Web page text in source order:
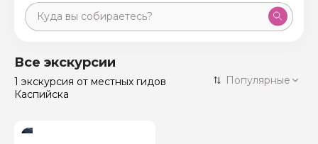
Санкт-Петербург
Россия
50 экскурсий
Все экскурсии
1 экскурсия от местных гидов
Каспийска
Популярные